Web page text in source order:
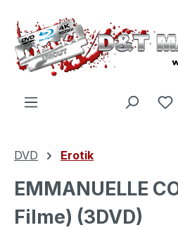
Zum Hauptinhalt springen
DVD Erotik
EMMANUELLE
Filme) (3DVD)